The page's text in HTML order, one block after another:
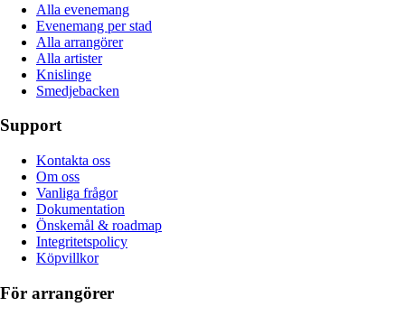
Alla evenemang
Evenemang per stad
Alla arrangörer
Alla artister
Knislinge
Smedjebacken
Support
Kontakta oss
Om oss
Vanliga frågor
Dokumentation
Önskemål & roadmap
Integritetspolicy
Köpvillkor
För arrangörer